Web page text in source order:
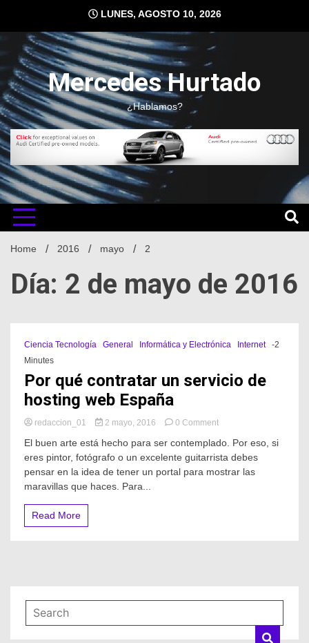
content
LUNES, AGOSTO 10, 2026
Mercedes Hurtado
¿Hablamos?
Home 2016 mayo 2
Día: 2 de mayo de 2016
Ciencia Tecnología General Informática y Electrónica Internet
-2
Minutes
Por qué contratar un servicio de
hosting web España
redaccion_01 2 mayo, 2016 0 Commenton
qué
contratar
un
El buen arte está hecho para ser contemplado. Por eso, si
eres pintor, fotógrafo o un excelente guitarrista debes
pensar en la idea de tener un portal para mostrar las
maravillas que haces. Para...
Read More